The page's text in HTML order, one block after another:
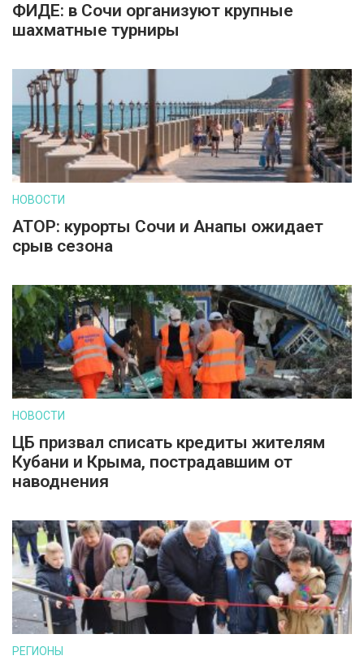
ФИДЕ: в Сочи организуют крупные
шахматные турниры
НОВОСТИ
АТОР: курорты Сочи и Анапы ожидает
срыв сезона
НОВОСТИ
ЦБ призвал списать кредиты жителям
Кубани и Крыма, пострадавшим от
наводнения
РЕГИОНЫ